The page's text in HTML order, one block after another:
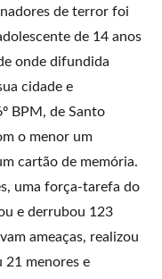
de terror foi
de 14 anos
onde difundida
cidade e
BPM, de Santo
o menor um
cartão de memória.
uma força-tarefa do
e derrubou 123
ameaças, realizou
21 menores e